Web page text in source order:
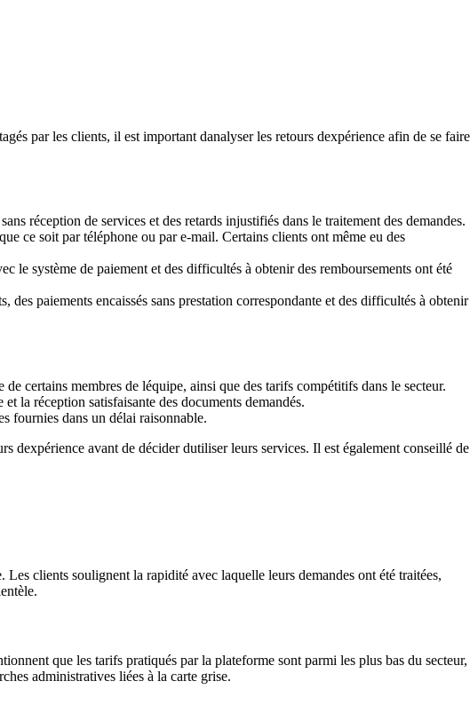
par les clients, il est important danalyser les retours dexpérience afin de se faire
réception de services et des retards injustifiés dans le traitement des demandes.
ce soit par téléphone ou par e-mail. Certains clients ont même eu des
le système de paiement et des difficultés à obtenir des remboursements ont été
paiements encaissés sans prestation correspondante et des difficultés à obtenir
certains membres de léquipe, ainsi que des tarifs compétitifs dans le secteur.
la réception satisfaisante des documents demandés.
fournies dans un délai raisonnable.
dexpérience avant de décider dutiliser leurs services. Il est également conseillé de
clients soulignent la rapidité avec laquelle leurs demandes ont été traitées,
que les tarifs pratiqués par la plateforme sont parmi les plus bas du secteur,
administratives liées à la carte grise.